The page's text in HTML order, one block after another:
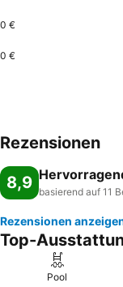
0 €
0 €
Rezensionen
8,9 basierend auf 11
Rezensionen
Top-
Pool